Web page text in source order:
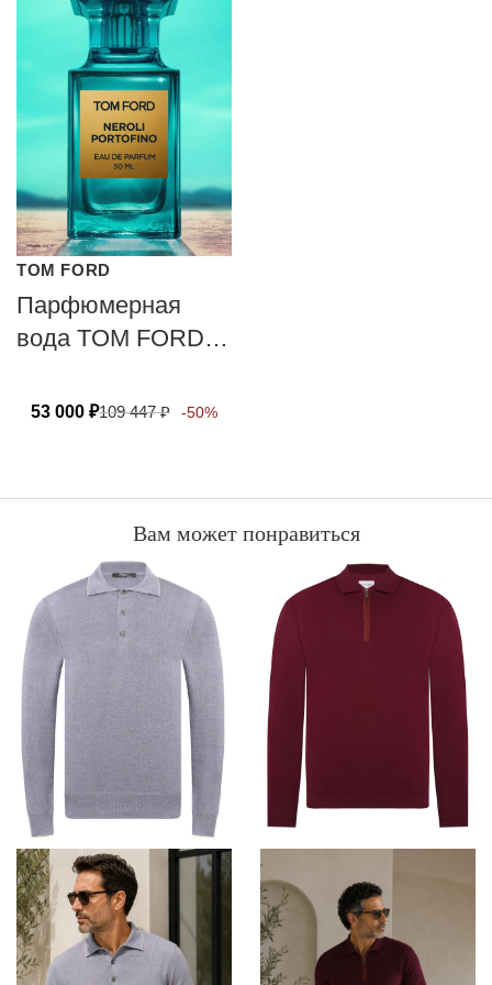
TOM FORD
Парфюмерная
вода TOM FORD
PORTOFINO
53 000 ₽109 447₽ -50%
Вам может понравиться